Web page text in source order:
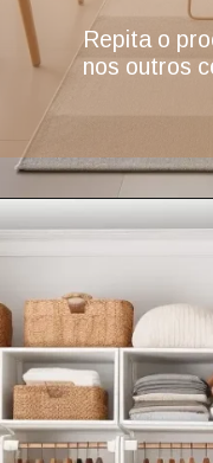
Repita o
nos outros